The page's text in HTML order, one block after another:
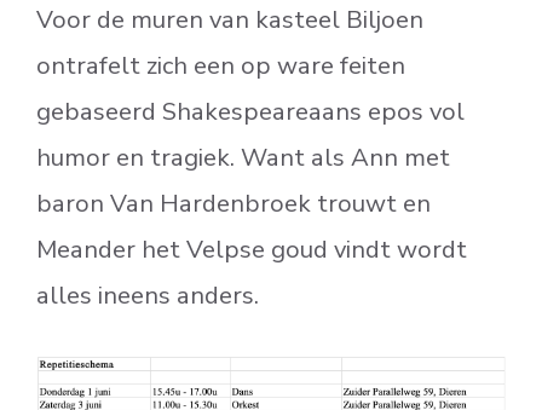
Voor de muren van kasteel Biljoen
ontrafelt zich een op ware feiten
gebaseerd Shakespeareaans epos vol
humor en tragiek. Want als Ann met
baron Van Hardenbroek trouwt en
Meander het Velpse goud vindt wordt
alles ineens anders.